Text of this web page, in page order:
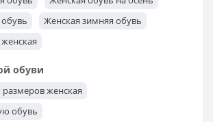
высоком каблуке
Женская зимняя обувь
обуви
женская
обувь